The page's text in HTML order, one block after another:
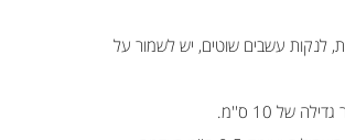
לנקות עשבים שוטים, יש לשמור על
של 10 ס''מ.